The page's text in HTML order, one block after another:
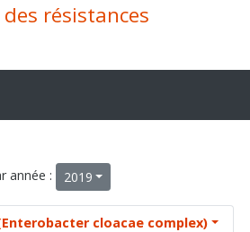
résistances
année : 2019
cloacae complex)